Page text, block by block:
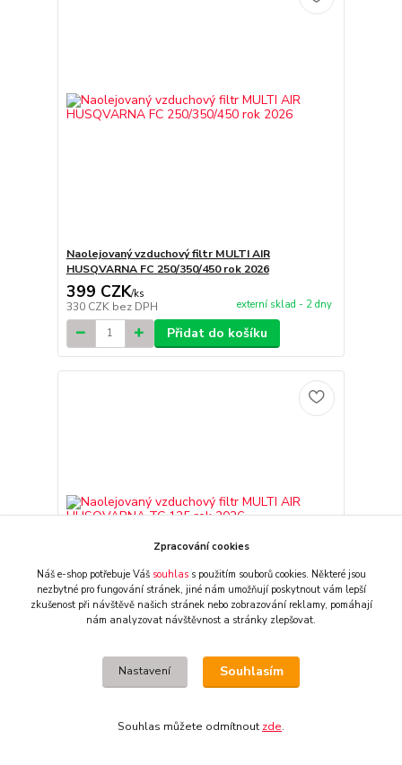
Naolejovaný vzduchový filtr MULTI AIR
HUSQVARNA FC 250/350/450 rok 2026
399 CZK/ks
330 CZK bez DPH externí sklad - 2 dny
Přidat do košíku
Naolejovaný vzduchový filtr MULTI AIR
HUSQVARNA TC 125 rok 2026
399 CZK
Přidat do košíku
Zpracování cookies
Náš e-shop potřebuje Váš souhlass použitím souborů cookies. Některé jsou
nezbytné pro fungování stránek, jiné nám umožňují poskytnout vám lepší
zkušenost při návštěvě našich stránek nebo zobrazování reklamy, pomáhají
nám analyzovat návštěvnost a stránky zlepšovat.
Nastavení Souhlasím
Souhlas můžete odmítnout zde.